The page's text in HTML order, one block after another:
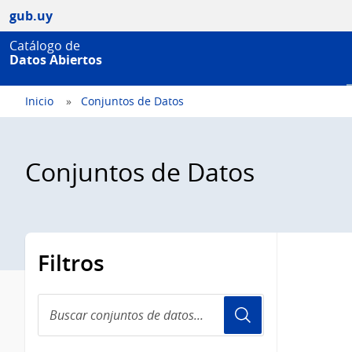
gub.uy
Catálogo de
Datos Abiertos
Inicio Conjuntos de Datos
Conjuntos de Datos
Filtros
conjuntos
de